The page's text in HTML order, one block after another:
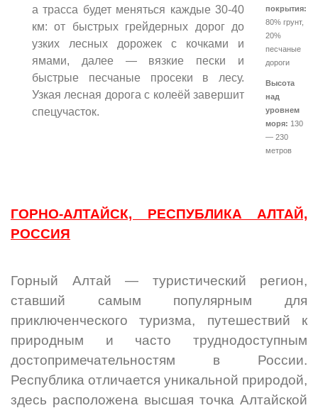
а трасса будет меняться каждые 30-40
км: от быстрых грейдерных дорог до
узких лесных дорожек с кочками и
ямами, далее — вязкие пески и
быстрые песчаные просеки в лесу.
Узкая лесная дорога с колеёй завершит
спецучасток.
покрытия:
80% грунт,
20%
песчаные
дороги
Высота
над
уровнем
моря: 130
— 230
метров
ГОРНО-АЛТАЙСК, РЕСПУБЛИКА АЛТАЙ,
РОССИЯ
Горный Алтай — туристический регион,
ставший самым популярным для
приключенческого туризма, путешествий к
природным и часто труднодоступным
достопримечательностям в России.
Республика отличается уникальной природой,
здесь расположена высшая точка Алтайской